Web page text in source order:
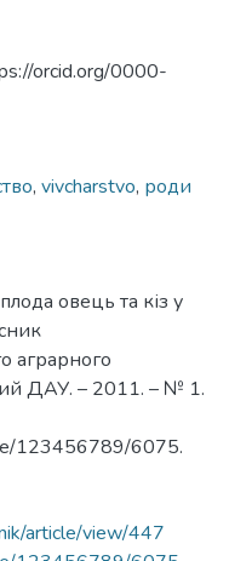
orcid.org/0000-
, vivcharstvo, роди
овець та кіз у
аграрного
ДАУ. – 2011. – № 1.
123456789/6075.
article/view/447